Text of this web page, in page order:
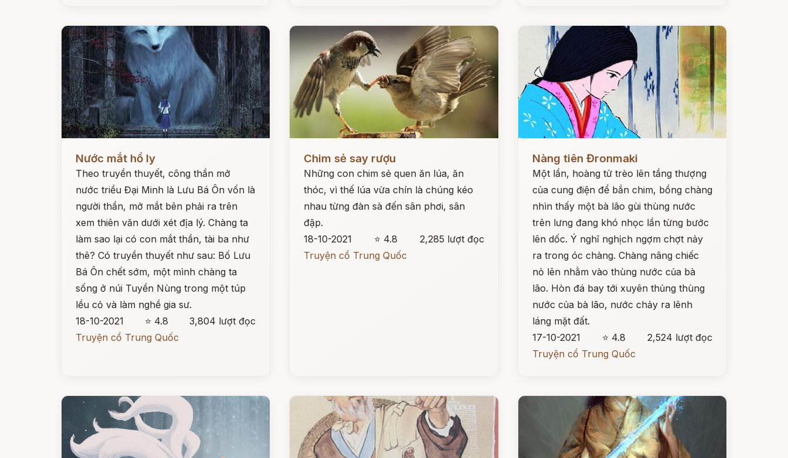
Nước mắt hồ ly
Theo truyền thuyết, công thần mở
nước triều Đại Minh là Lưu Bá Ôn vốn là
người thần, mở mắt bên phải ra trên
xem thiên văn dưới xét địa lý. Chàng ta
làm sao lại có con mắt thần, tài ba như
thê? Có truyền thuyết như sau: Bố Lưu
Bá Ôn chết sớm, một mình chàng ta
sống ở núi Tuyền Nùng trong một túp
lều cỏ và làm nghề gia sư.
18-10-2021
⭐ 4.8
3,804 lượt đọc
Truyện cổ Trung Quốc
Chim sẻ say rượu
Những con chim sẻ quen ăn lúa, ăn
thóc, vì thế lúa vừa chín là chúng kéo
nhau từng đàn sà đến sân phơi, sân
đập.
18-10-2021
⭐ 4.8
2,285 lượt đọc
Truyện cổ Trung Quốc
Nàng tiên Đronmaki
Một lần, hoàng tử trèo lên tầng thượng
của cung điện để bắn chim, bồng chàng
nhìn thấy một bà lão gùi thùng nước
trên lưng đang khó nhọc lần từng bước
lên dốc. Ý nghĩ nghịch ngợm chợt nảy
ra trong óc chàng. Chàng nâng chiếc
nỏ lên nhằm vào thùng nước của bà
lão. Hòn đá bay tới xuyên thủng thùng
nước của bà lão, nước chảy ra lênh
láng mặt đất.
17-10-2021
⭐ 4.8
2,524 lượt đọc
Truyện cổ Trung Quốc